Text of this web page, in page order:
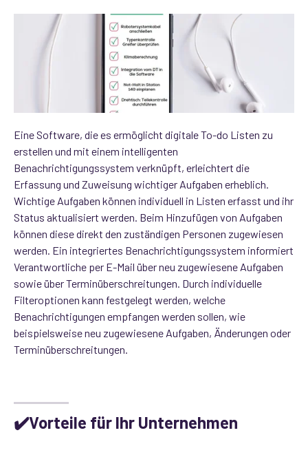
Eine Software, die es ermöglicht digitale To-do Listen zu
erstellen und mit einem intelligenten
Benachrichtigungssystem verknüpft, erleichtert die
Erfassung und Zuweisung wichtiger Aufgaben erheblich.
Wichtige Aufgaben können individuell in Listen erfasst und ihr
Status aktualisiert werden. Beim Hinzufügen von Aufgaben
können diese direkt den zuständigen Personen zugewiesen
werden. Ein integriertes Benachrichtigungssystem informiert
Verantwortliche per E-Mail über neu zugewiesene Aufgaben
sowie über Terminüberschreitungen. Durch individuelle
Filteroptionen kann festgelegt werden, welche
Benachrichtigungen empfangen werden sollen, wie
beispielsweise neu zugewiesene Aufgaben, Änderungen oder
Terminüberschreitungen.
✔️Vorteile für Ihr Unternehmen